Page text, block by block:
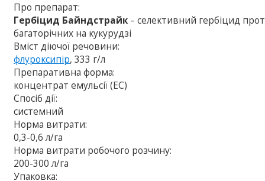
Про препарат:
Гербіцид Байндстрайк – селективний гербіцид
багаторічних на кукурудзі
Вміст діючої речовини:
флуроксипір, 333 г/л
Препаративна форма:
концентрат емульсії (ЕС)
Спосіб дії:
системний
Норма витрати:
0,3-0,6 л/га
Норма витрати робочого розчину:
200-300 л/га
Упаковка: